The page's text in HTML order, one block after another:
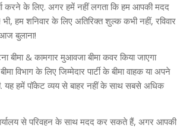
करने के लिए. अगर हमें नहीं लगता कि हम आपकी मदद
हम शनिवार के लिए अतिरिक्त शुल्क कभी नहीं, रविवार
बुलाना!
& कामगार मुआवजा बीमा कवर किया जाएगा
विभाग के लिए जिम्मेदार पार्टी के बीमा वाहक या अपने
यह हमें पॉकेट व्यय से बाहर नहीं के साथ सबसे अधिक
से परिवहन के साथ मदद कर सकते हैं, अगर आपकी